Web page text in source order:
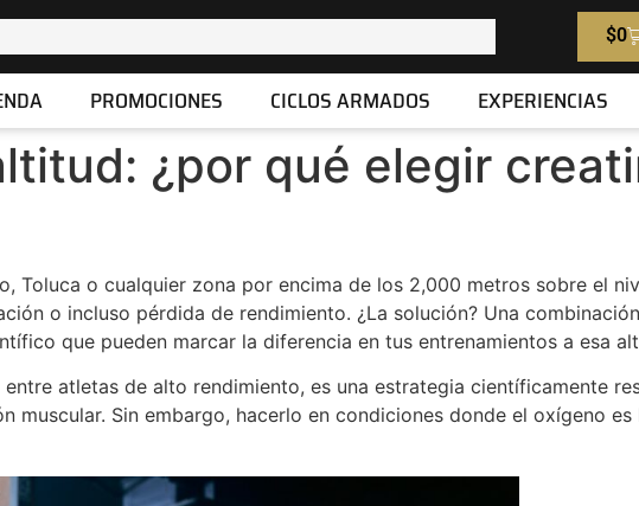
$0
PROMOCIONES CICLOS ARMADOS EXPERIENCIAS
¿por qué elegir
Toluca o cualquier zona por encima de los 2,000 metros sobre el
o incluso pérdida de rendimiento. ¿La solución? Una
que pueden marcar la diferencia en tus entrenamientos a esa
atletas de alto rendimiento, es una estrategia científicamente
muscular. Sin embargo, hacerlo en condiciones donde el oxígeno